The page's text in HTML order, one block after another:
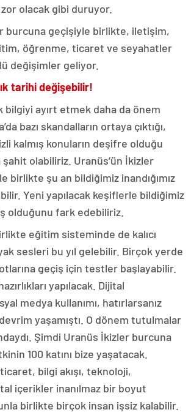
olacak gibi duruyor.
burcuna geçişiyle birlikte, iletişim,
öğrenme, ticaret ve seyahatler
değişimler geliyor.
tarihi değişebilir!
bilgiyi ayırt etmek daha da önem
bazı skandalların ortaya çıktığı,
kalmış konuların deşifre olduğu
olabiliriz. Uranüs’ün İkizler
birlikte şu an bildiğimiz inandığımız
Yeni yapılacak keşiflerle bildiğimiz
olduğunu fark edebiliriz.
eğitim sisteminde de kalıcı
sesleri bu yıl gelebilir. Birçok yerde
geçiş için testler başlayabilir.
yapılacak. Dijital
medya kullanımı, hatırlarsanız
yaşamıştı. O dönem tutulmalar
Şimdi Uranüs İkizler burcuna
100 katını bize yaşatacak.
bilgi akışı, teknoloji,
içerikler inanılmaz bir boyut
birlikte birçok insan işsiz kalabilir.